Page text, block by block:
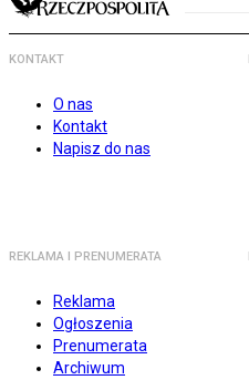
KONTAKT
O nas
Kontakt
Napisz do nas
REKLAMA I PRENUMERATA
Reklama
Ogłoszenia
Prenumerata
Archiwum